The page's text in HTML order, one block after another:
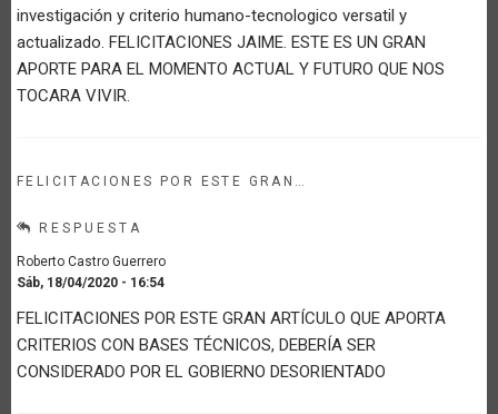
investigación y criterio humano-tecnologico versatil y
actualizado. FELICITACIONES JAIME. ESTE ES UN GRAN
APORTE PARA EL MOMENTO ACTUAL Y FUTURO QUE NOS
TOCARA VIVIR.
FELICITACIONES POR ESTE GRAN…
RESPUESTA
Roberto Castro Guerrero
Sáb, 18/04/2020 - 16:54
FELICITACIONES POR ESTE GRAN ARTÍCULO QUE APORTA
CRITERIOS CON BASES TÉCNICOS, DEBERÍA SER
CONSIDERADO POR EL GOBIERNO DESORIENTADO